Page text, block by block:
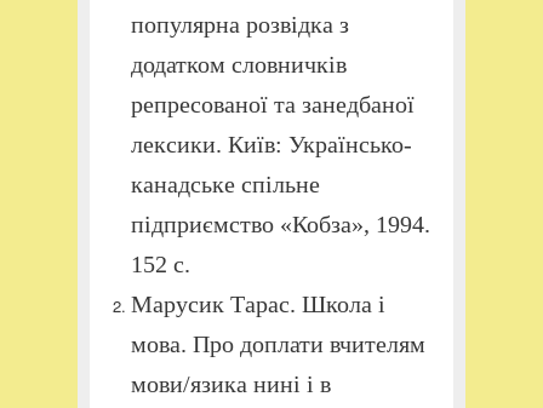
популярна розвідка з
додатком словничків
репресованої та занедбаної
лексики. Київ: Українсько-
канадське спільне
підприємство «Кобза», 1994.
152 с.
Марусик Тарас. Школа і
мова. Про доплати вчителям
мови/язика нині і в